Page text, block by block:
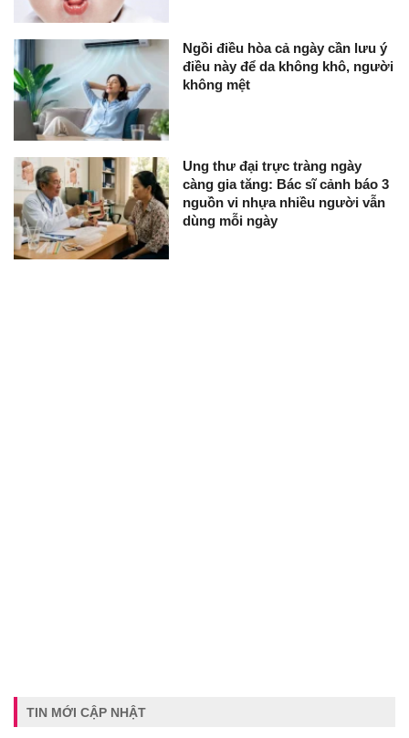
Ngồi điều hòa cả ngày cần lưu ý
điều này để da không khô, người
không mệt
Ung thư đại trực tràng ngày
càng gia tăng: Bác sĩ cảnh báo 3
nguồn vi nhựa nhiều người vẫn
dùng mỗi ngày
TIN MỚI CẬP NHẬT